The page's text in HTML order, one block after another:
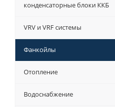
конденсаторные блоки ККБ
VRV и VRF системы
Фанкойлы
Отопление
Водоснабжение